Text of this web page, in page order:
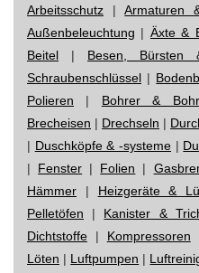
Arbeitsschutz |Armaturen
Außenbeleuchtung | Äxte &
Beitel | Besen, Bürsten
Schraubenschlüssel |
Polieren | Bohrer &
Brecheisen | Drechseln |
| Duschköpfe & -systeme |
| Fenster | Folien |
Hämmer | Heizgeräte &
Pelletöfen | Kanister &
Dichtstoffe | Kompressoren
Löten | Luftpumpen |